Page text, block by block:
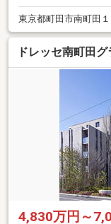
東京都町田市南町田１
ドレッセ南町田
4,830万円～